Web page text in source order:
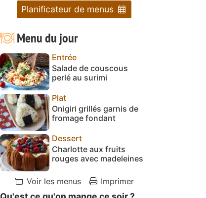
Planificateur de menus
Menu du jour
Entrée
Salade de couscous
perlé au surimi
Plat
Onigiri grillés garnis de
fromage fondant
Dessert
Charlotte aux fruits
rouges avec madeleines
Voir les menus Imprimer